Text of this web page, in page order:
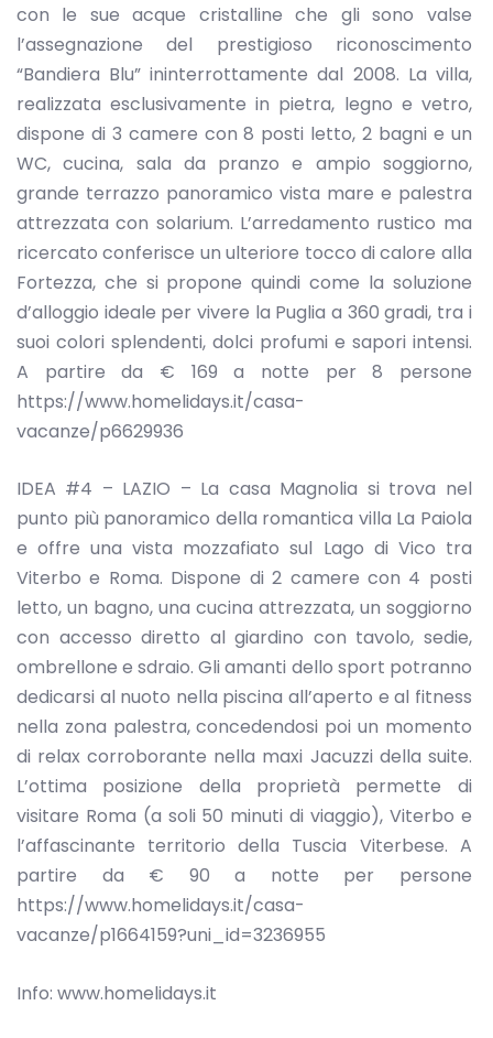
con le sue acque cristalline che gli sono valse
l’assegnazione del prestigioso riconoscimento
“Bandiera Blu” ininterrottamente dal 2008. La villa,
realizzata esclusivamente in pietra, legno e vetro,
dispone di 3 camere con 8 posti letto, 2 bagni e un
WC, cucina, sala da pranzo e ampio soggiorno,
grande terrazzo panoramico vista mare e palestra
attrezzata con solarium. L’arredamento rustico ma
ricercato conferisce un ulteriore tocco di calore alla
Fortezza, che si propone quindi come la soluzione
d’alloggio ideale per vivere la Puglia a 360 gradi, tra i
suoi colori splendenti, dolci profumi e sapori intensi.
A partire da € 169 a notte per 8 persone
https://www.homelidays.it/casa-
vacanze/p6629936
IDEA #4 – LAZIO – La casa Magnolia si trova nel
punto più panoramico della romantica villa La Paiola
e offre una vista mozzafiato sul Lago di Vico tra
Viterbo e Roma. Dispone di 2 camere con 4 posti
letto, un bagno, una cucina attrezzata, un soggiorno
con accesso diretto al giardino con tavolo, sedie,
ombrellone e sdraio. Gli amanti dello sport potranno
dedicarsi al nuoto nella piscina all’aperto e al fitness
nella zona palestra, concedendosi poi un momento
di relax corroborante nella maxi Jacuzzi della suite.
L’ottima posizione della proprietà permette di
visitare Roma (a soli 50 minuti di viaggio), Viterbo e
l’affascinante territorio della Tuscia Viterbese. A
partire da € 90 a notte per persone
https://www.homelidays.it/casa-
vacanze/p1664159?uni_id=3236955
Info: www.homelidays.it